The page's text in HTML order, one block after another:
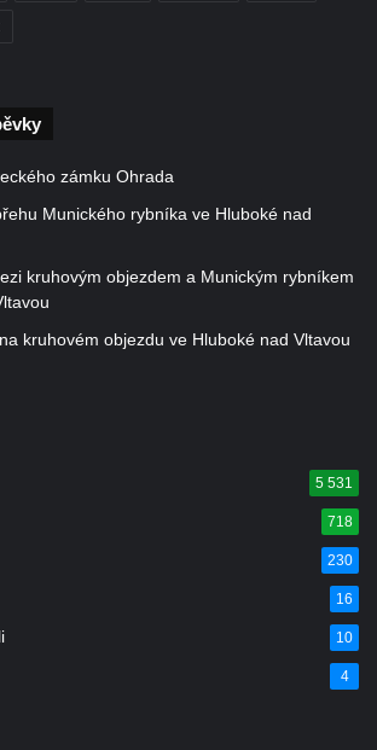
u pavilonu Reinerovy fresky
rybníka Barbory v
na nádvoří zámku v
se saní na nádvoří zámku v
zámku Ohrada
Munického rybníka ve Hluboké nad
kruhovým objezdem a Munickým rybníkem
kruhovém objezdu ve Hluboké nad Vltavou
5 531
718
230
16
10
4